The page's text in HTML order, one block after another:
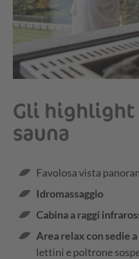
Gli highlight
sauna
Favolosa vista
Idromassaggio
Cabina a raggi
Area relax con sedie
lettini e poltrone